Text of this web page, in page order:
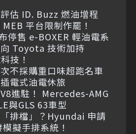
估 ID. Buzz 燃油增程
平台限制作罷！
停售 e-BOXER 輕油電系
Toyota 技術加持
技！
不採購重口味超跑名車
電式油電休旅
進駐！ Mercedes-AMG
與GLS 63車型
排檔」？Hyundai 申請
擬手排系統！